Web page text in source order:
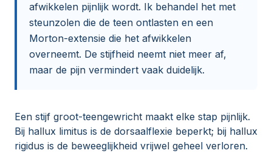
afwikkelen pijnlijk wordt. Ik behandel het met
steunzolen die de teen ontlasten en een
Morton-extensie die het afwikkelen
overneemt. De stijfheid neemt niet meer af,
maar de pijn vermindert vaak duidelijk.
Een stijf groot-teengewricht maakt elke stap pijnlijk.
Bij hallux limitus is de dorsaalflexie beperkt; bij hallux
rigidus is de beweeglijkheid vrijwel geheel verloren.